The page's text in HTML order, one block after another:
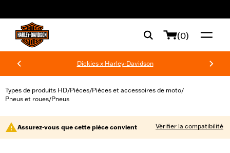
(0)
Dickies x Harley-Davidson
Types de produits HD/Pièces/Pièces et accessoires de moto/
Pneus et roues/Pneus
Assurez-vous que cette pièce convient Vérifier la compatibilité